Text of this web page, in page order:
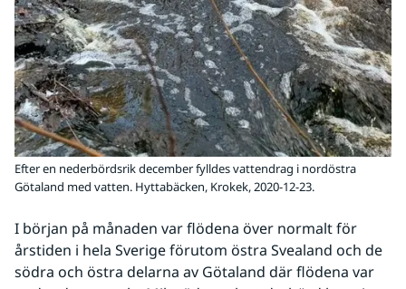
Efter en nederbördsrik december fylldes vattendrag i nordöstra
Götaland med vatten. Hyttabäcken, Krokek, 2020-12-23.
I början på månaden var flödena över normalt för
årstiden i hela Sverige förutom östra Svealand och de
södra och östra delarna av Götaland där flödena var